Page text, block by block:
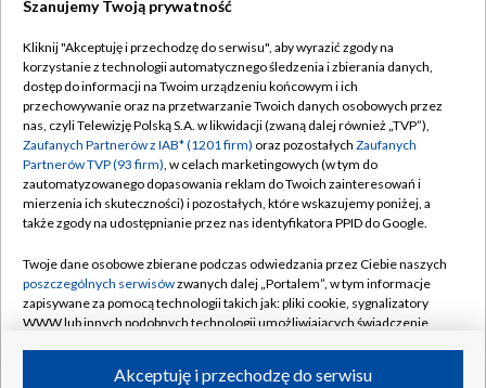
TVP
Abonament TVP
Emisja w TVP
Centrum informacji TVP
Naziemna Telewizja Cyfrowa
Rada Programowa
System NOS
Informacje o nadawcy
Regulamin TVP
Polityka prywatności
Moje zgody
Pomoc
Kontakt
Kanały
Szanujemy Twoją prywatność
Kliknij "Akceptuję i przechodzę do serwisu", aby wyrazić zgody na
korzystanie z technologii automatycznego śledzenia i zbierania danych,
dostęp do informacji na Twoim urządzeniu końcowym i ich
przechowywanie oraz na przetwarzanie Twoich danych osobowych przez
nas, czyli Telewizję Polską S.A. w likwidacji (zwaną dalej również „TVP”),
Zaufanych Partnerów z IAB* (1201 firm) oraz pozostałych Zaufanych
Partnerów TVP (93 firm), w celach marketingowych (w tym do
zautomatyzowanego dopasowania reklam do Twoich zainteresowań i
mierzenia ich skuteczności) i pozostałych, które wskazujemy poniżej, a
także zgody na udostępnianie przez nas identyfikatora PPID do Google.
Twoje dane osobowe zbierane podczas odwiedzania przez Ciebie naszych
poszczególnych serwisówzwanych dalej „Portalem”, w tym informacje
zapisywane za pomocą technologii takich jak: pliki cookie, sygnalizatory
WWW lub innych podobnych technologii umożliwiających świadczenie
ruchu w Internecie.Akceptuję i przechodzę do serwisu